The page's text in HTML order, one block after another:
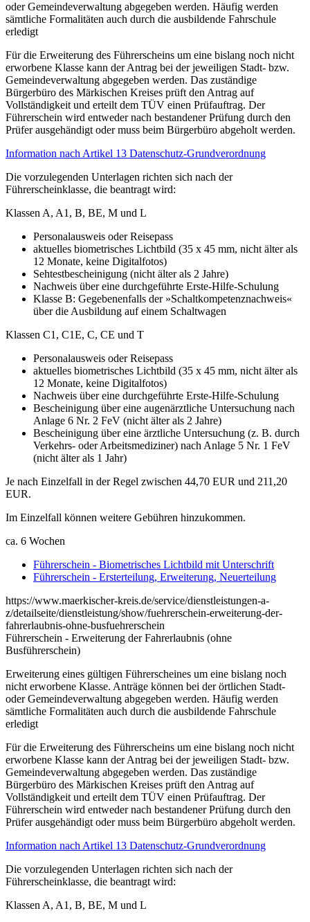
oder Gemeindeverwaltung abgegeben werden. Häufig werden
sämtliche Formalitäten auch durch die ausbildende Fahrschule
erledigt
Für die Erweiterung des Führerscheins um eine bislang noch nicht
erworbene Klasse kann der Antrag bei der jeweiligen Stadt- bzw.
Gemeindeverwaltung abgegeben werden. Das zuständige
Bürgerbüro des Märkischen Kreises prüft den Antrag auf
Vollständigkeit und erteilt dem TÜV einen Prüfauftrag. Der
Führerschein wird entweder nach bestandener Prüfung durch den
Prüfer ausgehändigt oder muss beim Bürgerbüro abgeholt werden.
Information nach Artikel 13 Datenschutz-Grundverordnung
Die vorzulegenden Unterlagen richten sich nach der
Führerscheinklasse, die beantragt wird:
Klassen A, A1, B, BE, M und L
Personalausweis oder Reisepass
aktuelles biometrisches Lichtbild (35 x 45 mm, nicht älter als
12 Monate, keine Digitalfotos)
Sehtestbescheinigung (nicht älter als 2 Jahre)
Nachweis über eine durchgeführte Erste-Hilfe-Schulung
Klasse B: Gegebenenfalls der »Schaltkompetenznachweis«
über die Ausbildung auf einem Schaltwagen
Klassen C1, C1E, C, CE und T
Personalausweis oder Reisepass
aktuelles biometrisches Lichtbild (35 x 45 mm, nicht älter als
12 Monate, keine Digitalfotos)
Nachweis über eine durchgeführte Erste-Hilfe-Schulung
Bescheinigung über eine augenärztliche Untersuchung nach
Anlage 6 Nr. 2 FeV (nicht älter als 2 Jahre)
Bescheinigung über eine ärztliche Untersuchung (z. B. durch
Verkehrs- oder Arbeitsmediziner) nach Anlage 5 Nr. 1 FeV
(nicht älter als 1 Jahr)
Je nach Einzelfall in der Regel zwischen 44,70 EUR und 211,20
EUR.
Im Einzelfall können weitere Gebühren hinzukommen.
ca. 6 Wochen
Führerschein - Biometrisches Lichtbild mit Unterschrift
Führerschein - Ersterteilung, Erweiterung, Neuerteilung
https://www.maerkischer-kreis.de/service/dienstleistungen-a-
z/detailseite/dienstleistung/show/fuehrerschein-erweiterung-der-
fahrerlaubnis-ohne-busfuehrerschein
Führerschein - Erweiterung der Fahrerlaubnis (ohne
Busführerschein)
Erweiterung eines gültigen Führerscheines um eine bislang noch
nicht erworbene Klasse. Anträge können bei der örtlichen Stadt-
oder Gemeindeverwaltung abgegeben werden. Häufig werden
sämtliche Formalitäten auch durch die ausbildende Fahrschule
erledigt
Für die Erweiterung des Führerscheins um eine bislang noch nicht
erworbene Klasse kann der Antrag bei der jeweiligen Stadt- bzw.
Gemeindeverwaltung abgegeben werden. Das zuständige
Bürgerbüro des Märkischen Kreises prüft den Antrag auf
Vollständigkeit und erteilt dem TÜV einen Prüfauftrag. Der
Führerschein wird entweder nach bestandener Prüfung durch den
Prüfer ausgehändigt oder muss beim Bürgerbüro abgeholt werden.
Information nach Artikel 13 Datenschutz-Grundverordnung
Die vorzulegenden Unterlagen richten sich nach der
Führerscheinklasse, die beantragt wird:
Klassen A, A1, B, BE, M und L